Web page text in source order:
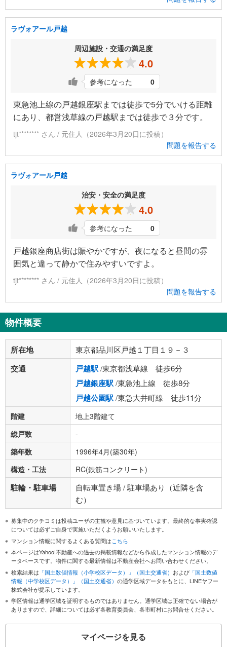
ラヴォアール戸越
周辺施設・交通の満足度
4.0
参考になった 0
東急池上線の戸越銀座駅までは徒歩で5分でいける距離
にあり、都営浅草線の戸越駅までは徒歩で３分です。
tjt******** さん / 元住人（2026年3月20日に投稿）
問題を報告する
ラヴォアール戸越
治安・安全の満足度
4.0
参考になった 0
戸越銀座商店街は賑やかですが、夜になると昼間の雰
囲気と違って静かで住みやすいですよ。
tjt******** さん / 元住人（2026年3月20日に投稿）
問題を報告する
物件概要
所在地 東京都品川区戸越１丁目１９－３
交通 戸越駅/東京都浅草線 徒歩6分
戸越銀座駅/東急池上線 徒歩8分
戸越公園駅/東急大井町線 徒歩11分
階建
地上3階建て
総戸数
-
築年数
1996年4月(築30年)
構造・工法
RC(鉄筋コンクリート)
駐輪・駐車場
自転車置き場 / 駐車場あり（近隣を含
む）
募集中のクチコミは投稿ユーザの主観や意見に基づいています。最終的な事実確認
については必ずご自身で実施いただくようお願いいたします。
マンション情報に関するよくある質問はこちら
本ページはYahoo!不動産への過去の掲載情報などから作成したマンション情報のデ
ータベースです。物件に関する最新情報は不動産会社へお問い合わせください。
検索結果は 「国土数値情報（小学校区データ）」（国土交通省） および 「国土数値
情報（中学校区データ）」（国土交通省） の通学区域データをもとに、LINEヤフー
株式会社が提示しています。
学区情報は通学区域を証明するものではありません。通学区域は正確でない場合が
ありますので、詳細については必ず各教育委員会、各市町村にお問合せください。
マイページを見る